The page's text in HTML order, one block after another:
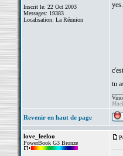
Inscrit le: 22 Oct 2003
Messages: 19383
Localisation: La Réunion
tu
Revenir en haut de page
love_leeloo
PowerBook G3 Bronze